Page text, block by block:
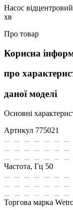
Насос
хв
Про товар
Корисна
про
даної моделі
Основні
Артикул 775021
Частота, Гц 50
Торгова марка